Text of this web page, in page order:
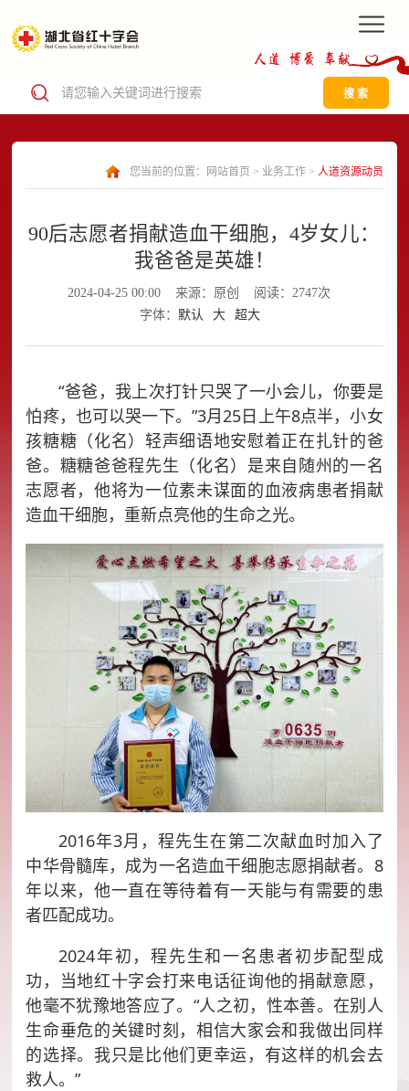
搜 索
您当前的位置： 网站首页 > 业务工作> 人道资源动员
90后志愿者捐献造血干细胞，4岁女儿：
我爸爸是英雄！
2024-04-25 00:00 来源：原创
阅读：2747次
字体： 默认 大 超大
“爸爸，我上次打针只哭了一小会儿，你要是
怕疼，也可以哭一下。”3月25日上午8点半，小女
孩糖糖（化名）轻声细语地安慰着正在扎针的爸
爸。糖糖爸爸程先生（化名）是来自随州的一名
志愿者，他将为一位素未谋面的血液病患者捐献
造血干细胞，重新点亮他的生命之光。
2016年3月，程先生在第二次献血时加入了
中华骨髓库，成为一名造血干细胞志愿捐献者。8
年以来，他一直在等待着有一天能与有需要的患
者匹配成功。
2024年初，程先生和一名患者初步配型成
功，当地红十字会打来电话征询他的捐献意愿，
他毫不犹豫地答应了。“人之初，性本善。在别人
生命垂危的关键时刻，相信大家会和我做出同样
的选择。我只是比他们更幸运，有这样的机会去
救人。”